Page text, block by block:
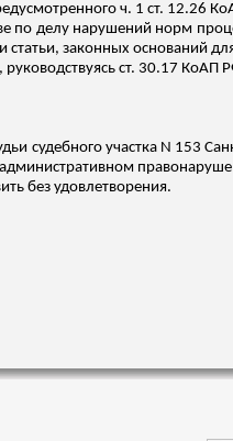
ч. 1 ст. 12.26
по делу нарушений норм
законных оснований
, руководствуясь ст. 30.17 КоАП
судебного участка N 153
без удовлетворения.